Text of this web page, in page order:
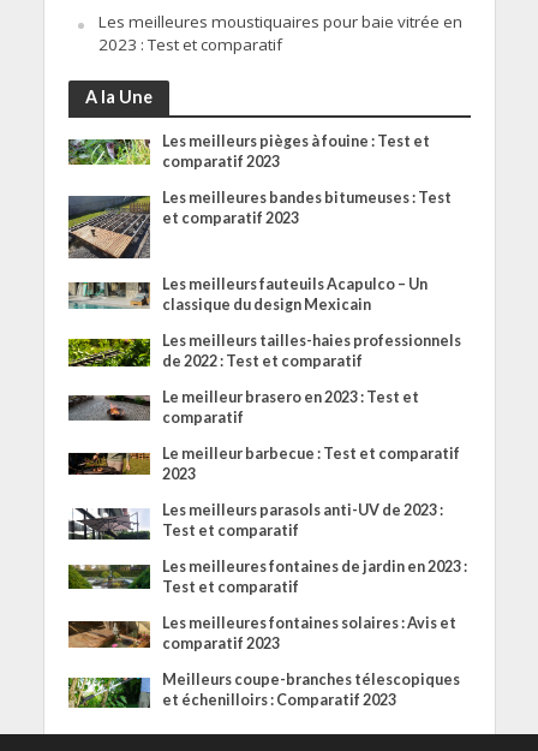
Les meilleures moustiquaires pour baie vitrée en
2023 : Test et comparatif
A la Une
Les meilleurs pièges à fouine : Test et
comparatif 2023
Les meilleures bandes bitumeuses : Test
et comparatif 2023
Les meilleurs fauteuils Acapulco – Un
classique du design Mexicain
Les meilleurs tailles-haies professionnels
de 2022 : Test et comparatif
Le meilleur brasero en 2023 : Test et
comparatif
Le meilleur barbecue : Test et comparatif
2023
Les meilleurs parasols anti-UV de 2023 :
Test et comparatif
Les meilleures fontaines de jardin en 2023 :
Test et comparatif
Les meilleures fontaines solaires : Avis et
comparatif 2023
Meilleurs coupe-branches télescopiques
et échenilloirs : Comparatif 2023